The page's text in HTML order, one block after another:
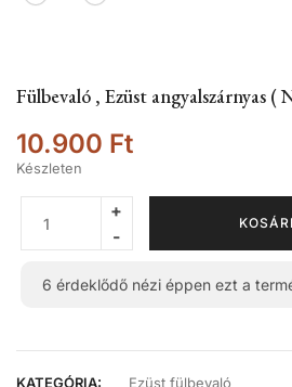
Fülbevaló , Ezüst angyalszárnyas (
10.900 Ft
Készleten
6 érdeklődő nézi éppen ezt a
KATEGÓRIA:
Ezüst fülbevaló